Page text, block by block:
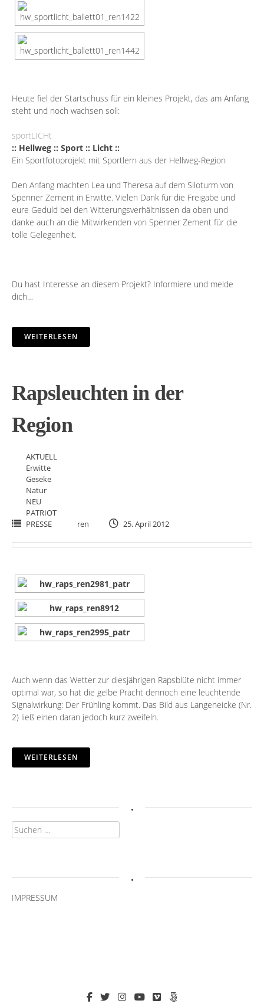
Heute fiel der Startschuss für ein kleines Projekt, das am Anfang
steht und noch wachsen soll:
sportLICHt
:: Hellweg :: Sport :: Licht ::
Ein Sportfotoprojekt mit Sportlern aus der Hellweg-Region
Den Anfang machten Lea und Theresa auf dem Siloturm von
Spenner Zement in Erwitte. Vielen Dank für die Freigabe und
eure Geduld bei den Witterungsverhältnissen da oben und
danke auch an die Mitwirkenden von Spenner Zement für die
tolle Gelegenheit.
Du hast Interesse an diesem Projekt? Informiere und melde
dich…
WEITERLESEN
Rapsleuchten in der
Region
AKTUELL
Erwitte
Geseke
Natur
NEU
PATRIOT
PRESSE
ren 25. April 2012
Auch wenn das Wetter zur diesjährigen Rapsblüte nicht immer
optimal war, so hat die gelbe Pracht dennoch eine leuchtende
Signalwirkung: Der Frühling kommt. Das Bild aus Langeneicke (Nr.
2) ließ einen daran jedoch kurz zweifeln.
WEITERLESEN
.
Suchen
nach:
.
IMPRESSUM